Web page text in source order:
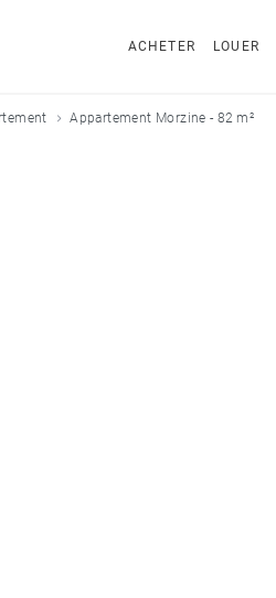
ACHETER LOUER
Appartement Morzine - 82 m²